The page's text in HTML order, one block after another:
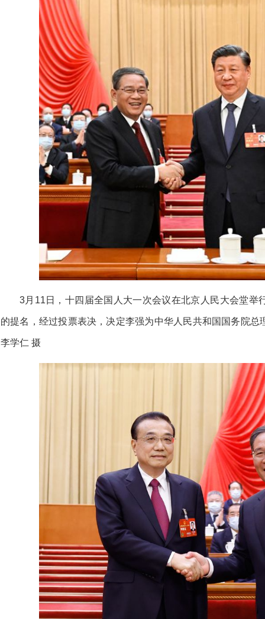
3月11日，十四届全国人大一次会议在北京人民大会堂举
的提名，经过投票表决，决定李强为中华人民共和国国务院
李学仁 摄